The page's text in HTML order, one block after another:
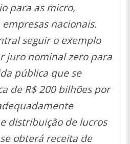
para as micro,
nacionais.
seguir o exemplo
juro nominal zero para
pública que se
de R$ 200 bilhões por
distribuição de lucros
obterá receita de